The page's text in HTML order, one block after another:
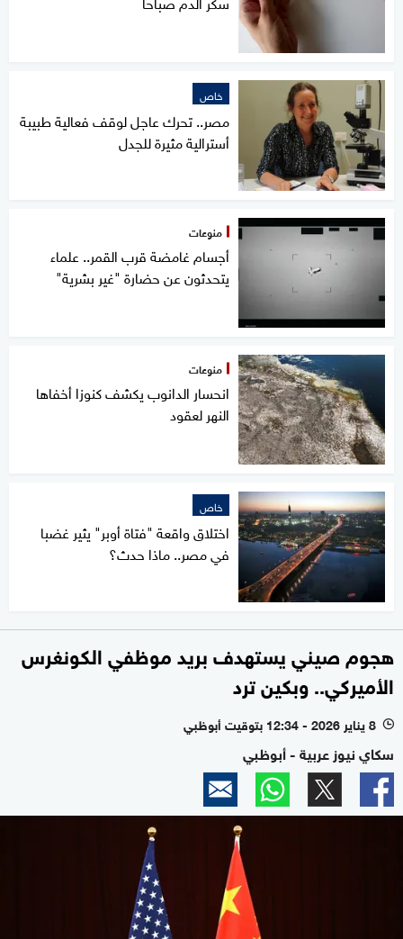
خاص
مصر.. تحرك عاجل لوقف فعالية طبيبة
أسترالية مثيرة للجدل
منوعات
أجسام غامضة قرب القمر.. علماء
يتحدثون عن حضارة "غير بشرية"
منوعات
انحسار الدانوب يكشف كنوزا أخفاها
النهر لعقود
خاص
اختلاق واقعة "فتاة أوبر" يثير غضبا
في مصر.. ماذا حدث؟
هجوم صيني يستهدف بريد موظفي الكونغرس
الأميركي.. وبكين ترد
l 8 يناير 2026 - 12:34 بتوقيت أبوظبي
سكاي نيوز عربية - أبوظبي